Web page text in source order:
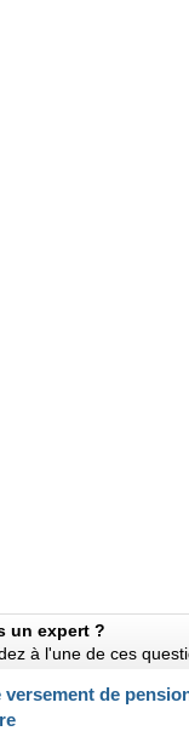
un expert ?
à l'une de ces
versement de